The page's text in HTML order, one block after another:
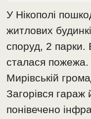
У Нікополі
житлових
споруд, 2 парки.
сталася пожежа.
Мирівській
Загорівся гараж
понівечено